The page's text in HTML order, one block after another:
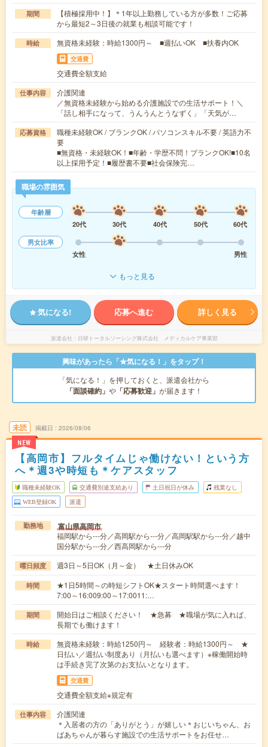
期間
【積極採用中！】＊1年以上勤務している方が多数！ご応募
から最短2～3日後の就業も相談可能です！
時給 無資格未経験：時給1300円～ ■週払いOK ■扶養内OK
交通費
交通費全額支給
仕事内容
介護関連
／無資格未経験から始める介護施設での生活サポート！＼
「話し相手になって、うんうんとうなずく」「天気が…
応募資格
職種未経験OK / ブランクOK / パソコンスキル不要 / 英語力不
要
■無資格・未経験OK！■年齢・学歴不問！ブランクOK!■10名
以上採用予定！■履歴書不要■社会保険完…
職場の雰囲気
年齢層
20代
30代 40代 50代
60代
男女比率
女性
男性
もっと見る
気になる! 応募へ進む 詳しく見る
派遣会社 日研トータルソーシング株式会社 メディカルケア事業部
興味があったら「★気になる！」をタップ！
「気になる！」を押しておくと、派遣会社から
「面談確約」 や 「応募歓迎」 が届きます！
未読
NEW
掲載日 2026/08/06
【高岡市】フルタイムじゃ働けない！という方
へ＊週3や時短も＊ケアスタッフ
職種未経験OK 交通費別途支給あり 土日祝日が休み 残業なし
WEB登録OK 派遣
勤務地 富山県高岡市
福岡駅から---分／高岡駅から---分／高岡駅駅から---分／越中
国分駅から---分／西高岡駅から---分
曜日頻度 週3日～5日OK（月～金） ★土日休みOK
時間
★1日5時間～の時短シフトOK★スタート時間選べます！
7:00～16:009:00～17:0011:…
期間
開始日はご相談ください！ ★急募 ★職場が気に入れば、
長期でも働けます！
時給
無資格未経験：時給1250円～ 経験者：時給1300円～ ★
日払い／週払い制度あり（月払いも選べます）※稼働開始時
は手続き完了次第のお支払いとなります。
交通費
交通費全額支給※規定有
仕事内容
介護関連
＊入居者の方の「ありがとう」が嬉しい＊おじいちゃん、お
ばあちゃんが暮らす施設での生活サポートをお任せ…